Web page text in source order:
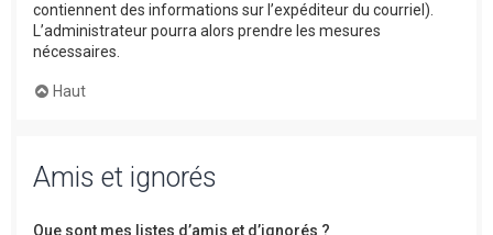
contiennent des informations sur l’expéditeur du courriel).
L’administrateur pourra alors prendre les mesures
nécessaires.
Haut
Amis et ignorés
Que sont mes listes d’amis et d’ignorés ?